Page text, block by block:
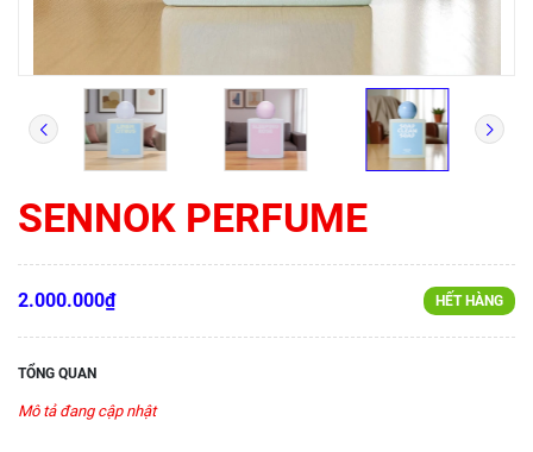
SENNOK PERFUME
2.000.000₫ HẾT HÀNG
TỔNG QUAN
Mô tả đang cập nhật